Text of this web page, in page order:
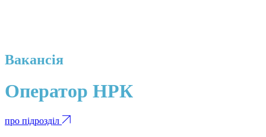
Вакансія
Оператор НРК
про підрозділ